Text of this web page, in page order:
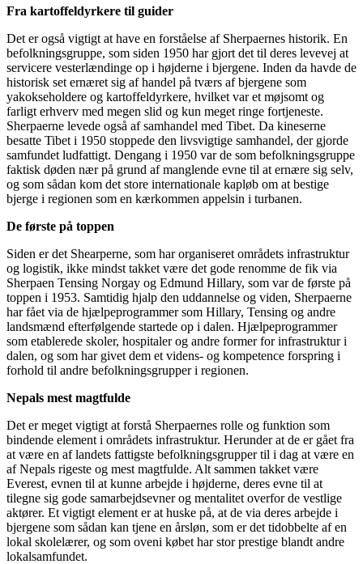
Fra kartoffeldyrkere til guider
Det er også vigtigt at have en forståelse af Sherpaernes historik. En
befolkningsgruppe, som siden 1950 har gjort det til deres levevej at
servicere vesterlændinge op i højderne i bjergene. Inden da havde de
historisk set ernæret sig af handel på tværs af bjergene som
yakokseholdere og kartoffeldyrkere, hvilket var et møjsomt og
farligt erhverv med megen slid og kun meget ringe fortjeneste.
Sherpaerne levede også af samhandel med Tibet. Da kineserne
besatte Tibet i 1950 stoppede den livsvigtige samhandel, der gjorde
samfundet ludfattigt. Dengang i 1950 var de som befolkningsgruppe
faktisk døden nær på grund af manglende evne til at ernære sig selv,
og som sådan kom det store internationale kapløb om at bestige
bjerge i regionen som en kærkommen appelsin i turbanen.
De første på toppen
Siden er det Shearperne, som har organiseret områdets infrastruktur
og logistik, ikke mindst takket være det gode renomme de fik via
Sherpaen Tensing Norgay og Edmund Hillary, som var de første på
toppen i 1953. Samtidig hjalp den uddannelse og viden, Sherpaerne
har fået via de hjælpeprogrammer som Hillary, Tensing og andre
landsmænd efterfølgende startede op i dalen. Hjælpeprogrammer
som etablerede skoler, hospitaler og andre former for infrastruktur i
dalen, og som har givet dem et videns- og kompetence forspring i
forhold til andre befolkningsgrupper i regionen.
Nepals mest magtfulde
Det er meget vigtigt at forstå Sherpaernes rolle og funktion som
bindende element i områdets infrastruktur. Herunder at de er gået fra
at være en af landets fattigste befolkningsgrupper til i dag at være en
af Nepals rigeste og mest magtfulde. Alt sammen takket være
Everest, evnen til at kunne arbejde i højderne, deres evne til at
tilegne sig gode samarbejdsevner og mentalitet overfor de vestlige
aktører. Et vigtigt element er at huske på, at de via deres arbejde i
bjergene som sådan kan tjene en årsløn, som er det tidobbelte af en
lokal skolelærer, og som oveni købet har stor prestige blandt andre
lokalsamfundet.